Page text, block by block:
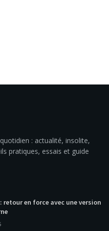
: actualité, insolite,
pratiques, essais et guide
retour en force avec une version